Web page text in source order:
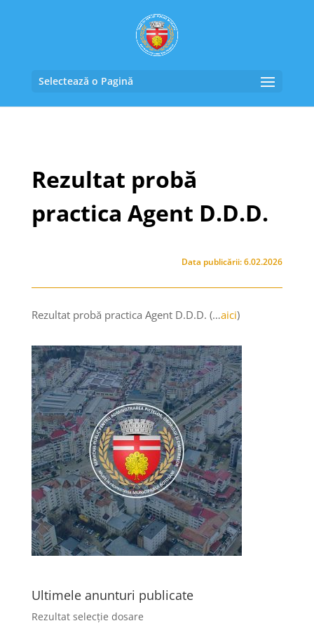
Selectează o Pagină
Rezultat probă
practica Agent D.D.D.
Data publicării: 6.02.2026
Rezultat probă practica Agent D.D.D. (…aici)
Ultimele anunturi publicate
Rezultat selecție dosare